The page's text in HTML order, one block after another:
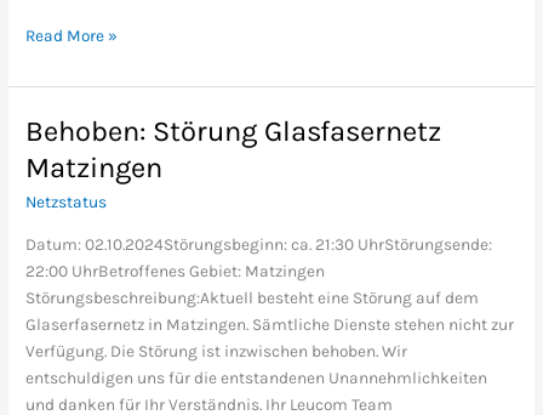
Read More »
Behoben: Störung Glasfasernetz
Matzingen
Netzstatus
Datum: 02.10.2024Störungsbeginn: ca. 21:30 UhrStörungsende:
22:00 UhrBetroffenes Gebiet: Matzingen
Störungsbeschreibung:Aktuell besteht eine Störung auf dem
Glaserfasernetz in Matzingen. Sämtliche Dienste stehen nicht zur
Verfügung. Die Störung ist inzwischen behoben. Wir
entschuldigen uns für die entstandenen Unannehmlichkeiten
und danken für Ihr Verständnis. Ihr Leucom Team
Behoben:
Glasfasernetz
Matzingen